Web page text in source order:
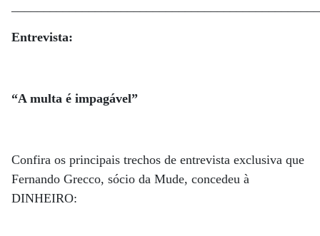
Entrevista:
“A multa é impagável”
Confira os principais trechos de entrevista exclusiva que
Fernando Grecco, sócio da Mude, concedeu à
DINHEIRO: